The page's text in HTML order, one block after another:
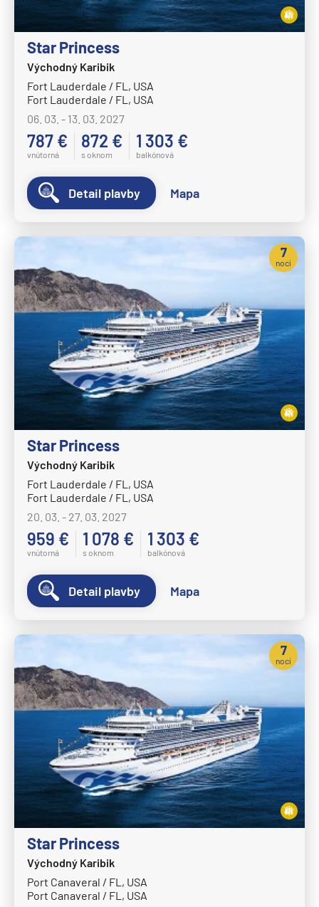
Star Princess
Východný Karibik
Fort Lauderdale / FL, USA
Fort Lauderdale / FL, USA
06. 03. - 13. 03. 2027
787 €
vnútorná
872 €
s oknom
1 303 €
balkónová
Detail plavby Mapa
Star Princess
Východný Karibik
Fort Lauderdale / FL, USA
Fort Lauderdale / FL, USA
20. 03. - 27. 03. 2027
959 €
vnútorná
1 078 €
s oknom
1 303 €
balkónová
7
nocí
Detail plavby Mapa
Star Princess
Východný Karibik
Port Canaveral / FL, USA
Port Canaveral / FL, USA
7
nocí